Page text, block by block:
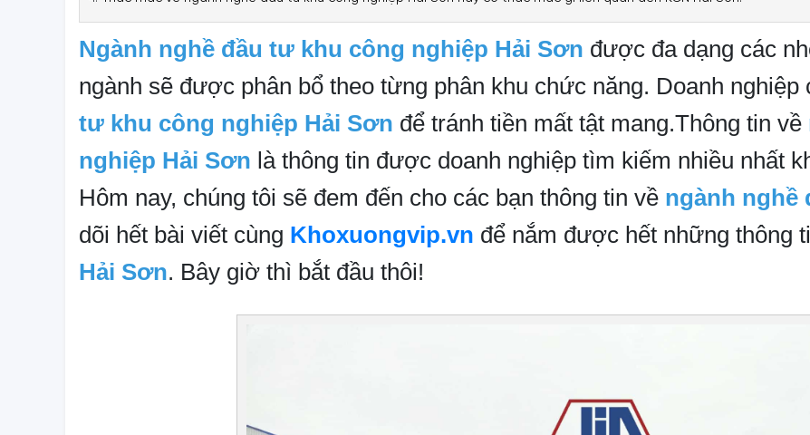
Ngành nghề đầu tư khu công nghiệp Hải Sơn được đa dạng các
ngành sẽ được phân bổ theo từng phân khu chức năng. Doanh nghiệp
tư khu công nghiệp Hải Sơn để tránh tiền mất tật mang.Thông tin về
nghiệp Hải Sơn là thông tin được doanh nghiệp tìm kiếm nhiều nhất
Hôm nay, chúng tôi sẽ đem đến cho các bạn thông tin về ngành nghề
dõi hết bài viết cùng Khoxuongvip.vn để nắm được hết những thông
Hải Sơn. Bây giờ thì bắt đầu thôi!